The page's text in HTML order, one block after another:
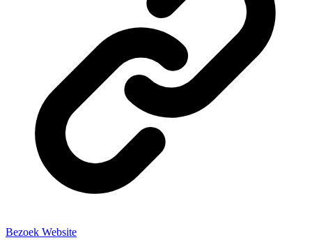
Bezoek Website